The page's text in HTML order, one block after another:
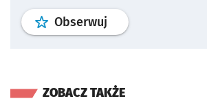
Obserwuj profil
ZOBACZ TAKŻE